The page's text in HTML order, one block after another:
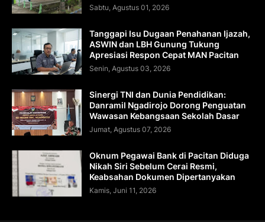
Sabtu, Agustus 01, 2026
Tanggapi Isu Dugaan Penahanan Ijazah,
ASWIN dan LBH Gunung Tukung
Apresiasi Respon Cepat MAN Pacitan
Senin, Agustus 03, 2026
Sinergi TNI dan Dunia Pendidikan:
Danramil Ngadirojo Dorong Penguatan
Wawasan Kebangsaan Sekolah Dasar
Jumat, Agustus 07, 2026
Oknum Pegawai Bank di Pacitan Diduga
Nikah Siri Sebelum Cerai Resmi,
Keabsahan Dokumen Dipertanyakan
Kamis, Juni 11, 2026